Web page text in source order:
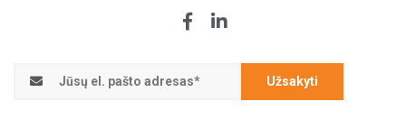
Užsakyti